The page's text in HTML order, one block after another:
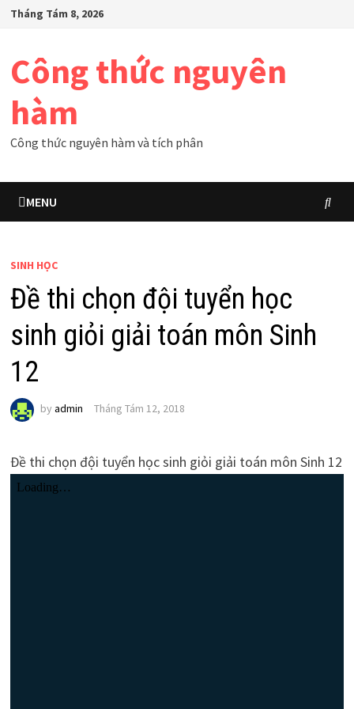
SkipTháng Tám 8, 2026
Công thức nguyên
hàm
Công thức nguyên hàm và tích phân
MENU
SINH HỌC
Đề thi chọn đội tuyển học
sinh giỏi giải toán môn Sinh
12
by admin Tháng Tám 12, 2018
Đề thi chọn đội tuyển học sinh giỏi giải toán môn Sinh 12